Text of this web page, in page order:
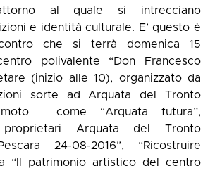
al quale si intrecciano
e identità culturale. E’ questo è
che si terrà domenica 15
polivalente “Don Francesco
(inizio alle 10), organizzato da
sorte ad Arquata del Tronto
come “Arquata futura”,
proprietari Arquata del Tronto
24-08-2016”, “Ricostruire
“Il patrimonio artistico del centro